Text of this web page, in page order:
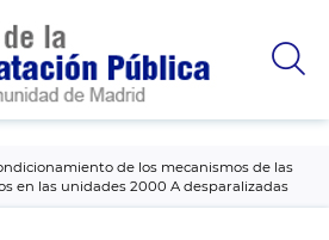
de los mecanismos de las
en las unidades 2000 A desparalizadas